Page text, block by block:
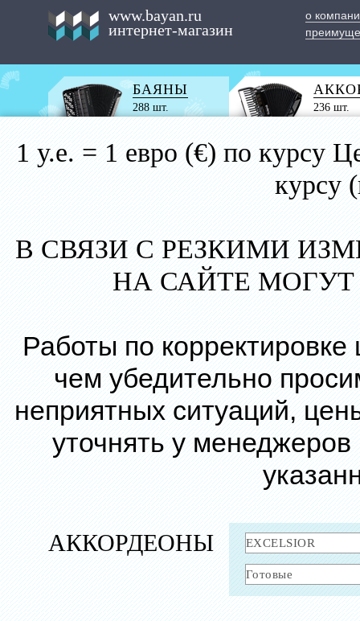
www.bayan.ru
интернет-магазин
о
БАЯНЫ
288 шт. 236 шт.
1 у.е. = 1 евро (€) по курсу
курсу
В СВЯЗИ С РЕЗКИМИ
НА САЙТЕ
Работы по
чем убедительно
неприятных ситуаций,
уточнять у
АККОРДЕОНЫ